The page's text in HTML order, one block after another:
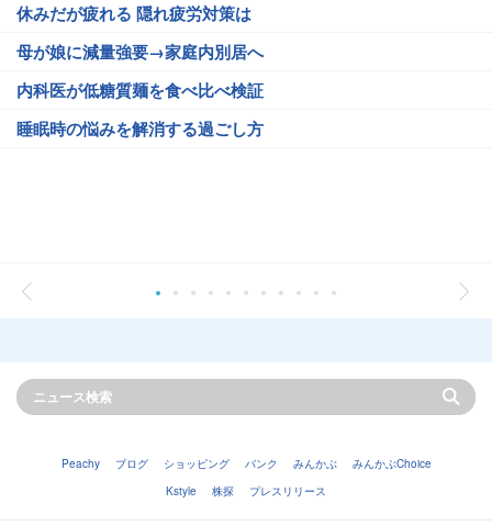
休みだが疲れる 隠れ疲労対策は
母が娘に減量強要→家庭内別居へ
内科医が低糖質麺を食べ比べ検証
睡眠時の悩みを解消する過ごし方
Peachy ブログ ショッピング バンク みんかぶ
みんかぶChoice
Kstyle
株探 プレスリリース